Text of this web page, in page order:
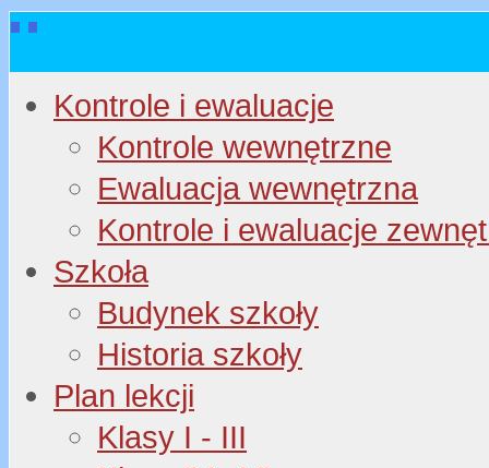
Kontrole i ewaluacje
Kontrole wewnętrzne
Ewaluacja wewnętrzna
Kontrole i ewaluacje
Szkoła
Budynek szkoły
Historia szkoły
Plan lekcji
Klasy I - III